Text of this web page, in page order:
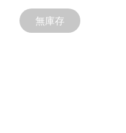
無庫存